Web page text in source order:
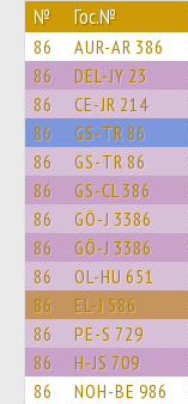
№ Гос.№
86 AUR-AR 386
86 DEL-JY 23
86 CE-JR 214
86 GS-TR 86
86 GS-TR 86
86 GS-CL 386
86 GÖ-J 3386
86 GÖ-J 3386
86 OL-HU 651
86 EL-J 586
86 PE-S 729
86 H-JS 709
86 NOH-BE 986